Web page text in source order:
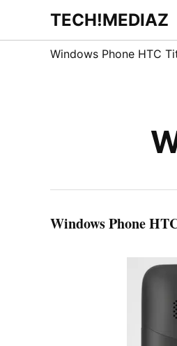
TECH!MEDIAZ
Dein Internet &
Technologie
Blog
Windows Phone HTC
Windows Phone